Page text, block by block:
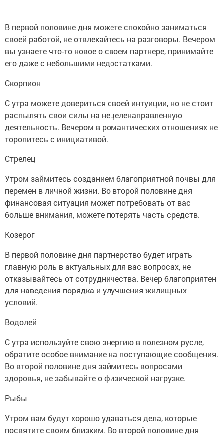
В первой половине дня можете спокойно заниматься
своей работой, не отвлекайтесь на разговоры. Вечером
вы узнаете что-то новое о своем партнере, принимайте
его даже с небольшими недостатками.
Скорпион
С утра можете довериться своей интуиции, но не стоит
распылять свои силы на нецеленаправленную
деятельность. Вечером в романтических отношениях не
торопитесь с инициативой.
Стрелец
Утром займитесь созданием благоприятной почвы для
перемен в личной жизни. Во второй половине дня
финансовая ситуация может потребовать от вас
больше внимания, можете потерять часть средств.
Козерог
В первой половине дня партнерство будет играть
главную роль в актуальных для вас вопросах, не
отказывайтесь от сотрудничества. Вечер благоприятен
для наведения порядка и улучшения жилищных
условий.
Водолей
С утра используйте свою энергию в полезном русле,
обратите особое внимание на поступающие сообщения.
Во второй половине дня займитесь вопросами
здоровья, не забывайте о физической нагрузке.
Рыбы
Утром вам будут хорошо удаваться дела, которые
посвятите своим близким. Во второй половине дня